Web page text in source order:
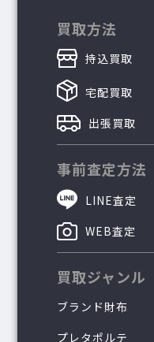
買取方法
持込買取
宅配買取
出張買取
事前査定方法
LINE査定
WEB査定
買取ジャンル
ブランド財布
プレタポルテ